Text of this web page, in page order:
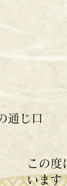
通じ口
この度
います